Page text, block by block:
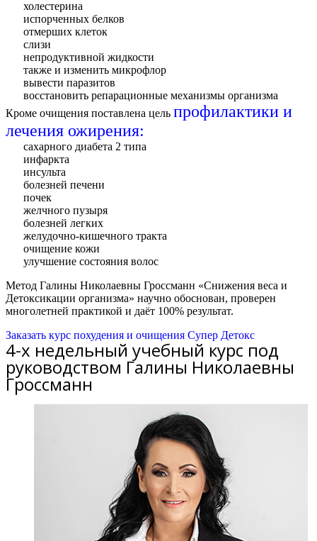
холестерина
испорченных белков
отмерших клеток
слизи
непродуктивной жидкости
также и изменить микрофлор
вывести паразитов
восстановить репарационные механизмы организма
Кроме очищения поставлена цель профилактики и
лечения ожирения:
сахарного диабета 2 типа
инфаркта
инсульта
болезней печени
почек
желчного пузыря
болезней легких
желудочно-кишечного тракта
очищение кожи
улучшение состояния волос
Метод Галины Николаевны Гроссманн «Снижения веса и
Детоксикации организма» научно обоснован, проверен
многолетней практикой и даёт 100% результат.
Заказать курс похудения и очищения Супер Детокс
4-х недельный учебный курс под
руководством Галины Николаевны
Гроссманн